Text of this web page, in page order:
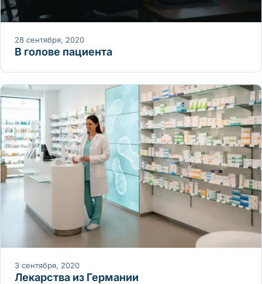
28 сентября, 2020
В голове пациента
3 сентября, 2020
Лекарства из Германии